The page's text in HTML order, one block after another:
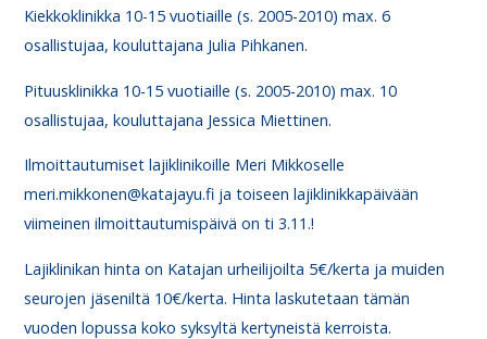
Kiekkoklinikka 10-15 vuotiaille (s. 2005-2010) max. 6
osallistujaa, kouluttajana Julia Pihkanen.
Pituusklinikka 10-15 vuotiaille (s. 2005-2010) max. 10
osallistujaa, kouluttajana Jessica Miettinen.
Ilmoittautumiset lajiklinikoille Meri Mikkoselle
meri.mikkonen@katajayu.fi ja toiseen lajiklinikkapäivään
viimeinen ilmoittautumispäivä on ti 3.11.!
Lajiklinikan hinta on Katajan urheilijoilta 5€/kerta ja muiden
seurojen jäseniltä 10€/kerta. Hinta laskutetaan tämän
vuoden lopussa koko syksyltä kertyneistä kerroista.